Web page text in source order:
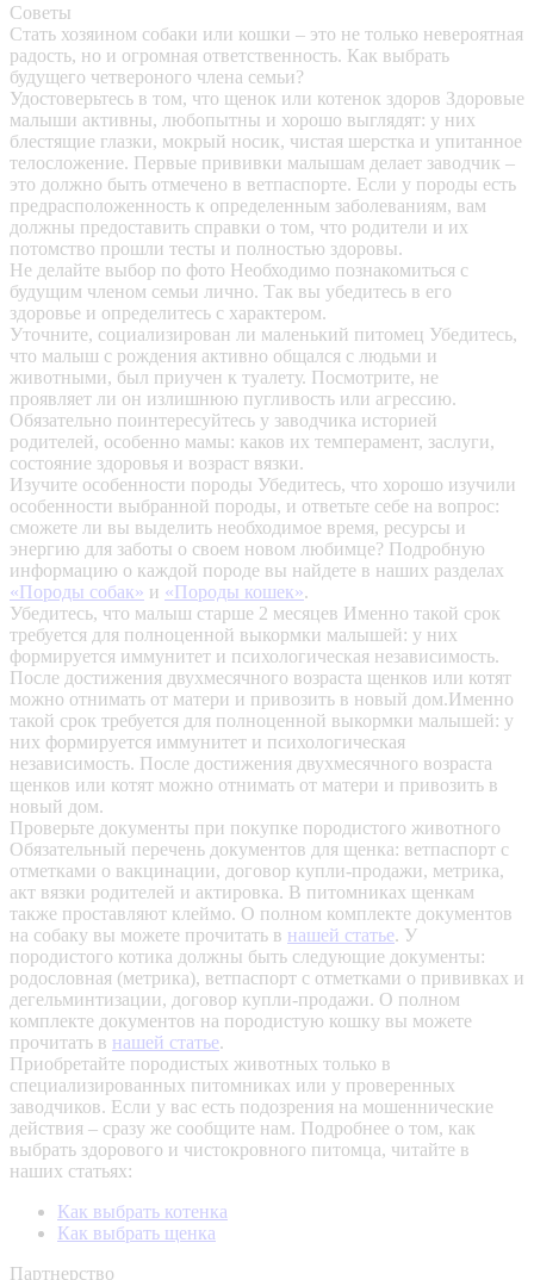
Советы
Стать хозяином собаки или кошки – это не только невероятная
радость, но и огромная ответственность. Как выбрать
будущего четвероного члена семьи?
Удостоверьтесь в том, что щенок или котенок здоров Здоровые
малыши активны, любопытны и хорошо выглядят: у них
блестящие глазки, мокрый носик, чистая шерстка и упитанное
телосложение. Первые прививки малышам делает заводчик –
это должно быть отмечено в ветпаспорте. Если у породы есть
предрасположенность к определенным заболеваниям, вам
должны предоставить справки о том, что родители и их
потомство прошли тесты и полностью здоровы.
Не делайте выбор по фото Необходимо познакомиться с
будущим членом семьи лично. Так вы убедитесь в его
здоровье и определитесь с характером.
Уточните, социализирован ли маленький питомец Убедитесь,
что малыш с рождения активно общался с людьми и
животными, был приучен к туалету. Посмотрите, не
проявляет ли он излишнюю пугливость или агрессию.
Обязательно поинтересуйтесь у заводчика историей
родителей, особенно мамы: каков их темперамент, заслуги,
состояние здоровья и возраст вязки.
Изучите особенности породы Убедитесь, что хорошо изучили
особенности выбранной породы, и ответьте себе на вопрос:
сможете ли вы выделить необходимое время, ресурсы и
энергию для заботы о своем новом любимце? Подробную
информацию о каждой породе вы найдете в наших разделах
«Породы собак» и «Породы кошек».
Убедитесь, что малыш старше 2 месяцев Именно такой срок
требуется для полноценной выкормки малышей: у них
формируется иммунитет и психологическая независимость.
После достижения двухмесячного возраста щенков или котят
можно отнимать от матери и привозить в новый дом.Именно
такой срок требуется для полноценной выкормки малышей: у
них формируется иммунитет и психологическая
независимость. После достижения двухмесячного возраста
щенков или котят можно отнимать от матери и привозить в
новый дом.
Проверьте документы при покупке породистого животного
Обязательный перечень документов для щенка: ветпаспорт с
отметками о вакцинации, договор купли-продажи, метрика,
акт вязки родителей и актировка. В питомниках щенкам
также проставляют клеймо. О полном комплекте документов
на собаку вы можете прочитать в нашей статье. У
породистого котика должны быть следующие документы:
родословная (метрика), ветпаспорт с отметками о прививках и
дегельминтизации, договор купли-продажи. О полном
комплекте документов на породистую кошку вы можете
прочитать в нашей статье.
Приобретайте породистых животных только в
специализированных питомниках или у проверенных
заводчиков. Если у вас есть подозрения на мошеннические
действия – сразу же сообщите нам. Подробнее о том, как
выбрать здорового и чистокровного питомца, читайте в
наших статьях:
Как выбрать котенка
Как выбрать щенка
Партнерство